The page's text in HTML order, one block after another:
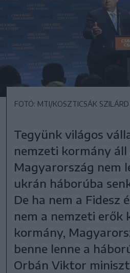
FOTÓ: MTI/KOSZTICSÁK SZILÁRD
Tegyünk világos
nemzeti kormány áll
Magyarország nem
ukrán háborúba
De ha nem a Fidesz
nem a nemzeti erők
kormány,
benne lenne a
Orbán Viktor